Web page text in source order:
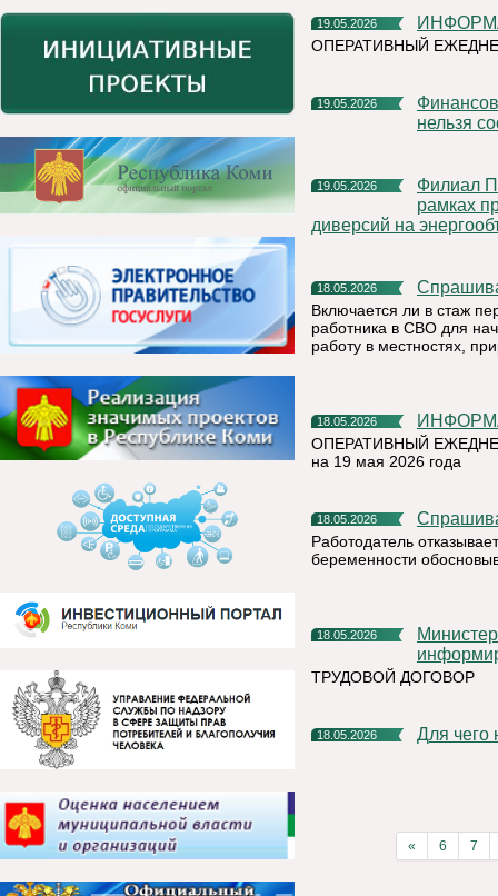
19.05.2026
ОПЕРАТИВНЫЙ
19.05.2026
Финансовая грамотность: напоминаем, какую информацию
нельзя
19.05.2026
Филиал ПАО «Россети Северо-Запад» в Республике Коми в
рамках
диверсий на
18.05.2026
Включается ли в стаж
работника в СВО для
работу в местностях,
18.05.2026
ОПЕРАТИВНЫЙ
на 19 мая 2026 года
18.05.2026
Работодатель
беременности
18.05.2026
Министерство труда и социальной защиты Республики Коми
ТРУДОВОЙ ДОГОВОР
18.05.2026 Для
« 6 7